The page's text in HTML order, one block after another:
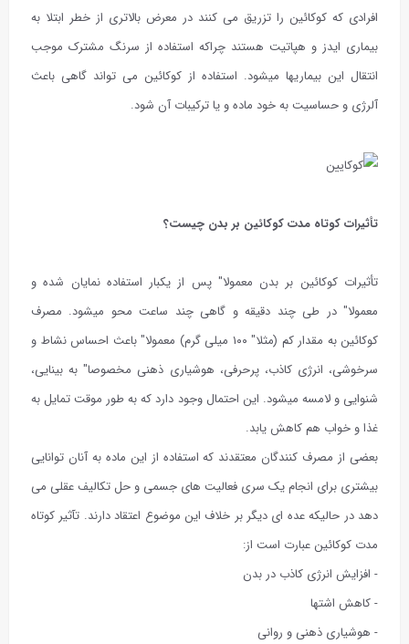
افرادی که کوکائین را تزریق می کنند در معرض بالاتری از خطر ابتلا به
بیماری ایدز و هپاتیت هستند چراکه استفاده از سرنگ مشترک موجب
انتقال این بیماریها میشود. استفاده از کوکائین می تواند گاهی باعث
آلرژی و حساسیت به خود ماده و یا ترکیبات آن شود.
تأثیرات کوتاه مدت کوکائین بر بدن چیست؟
تأثیرات کوکائین بر بدن معمولا" پس از یکبار استفاده نمایان شده و
معمولا" در طی چند دقیقه و گاهی چند ساعت محو میشود. مصرف
کوکائین به مقدار کم (مثلا" ۱۰۰ میلی گرم) معمولا" باعث احساس نشاط و
سرخوشی، انرژی کاذب، پرحرفی، هوشیاری ذهنی مخصوصا" به بینایی،
شنوایی و لامسه میشود. این احتمال وجود دارد که به طور موقت تمایل به
غذا و خواب هم کاهش یابد.
بعضی از مصرف کنندگان معتقدند که استفاده از این ماده به آنان توانایی
بیشتری برای انجام یک سری فعالیت های جسمی و حل تکالیف عقلی می
دهد در حالیکه عده ای دیگر بر خلاف این موضوع اعتقاد دارند. تآثیر کوتاه
مدت کوکائین عبارت است از:
- افزایش انرژی کاذب در بدن
- کاهش اشتها
- هوشیاری ذهنی و روانی